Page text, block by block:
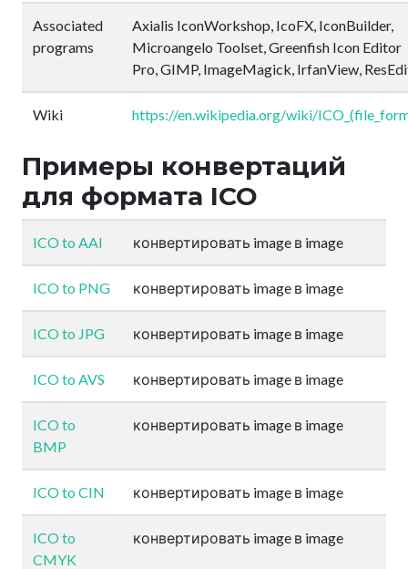
Associated
programs
Axialis IconWorkshop, IcoFX, IconBuilder,
Microangelo Toolset, Greenfish Icon Editor
Pro, GIMP, ImageMagick, IrfanView,
Wiki https://en.wikipedia.org/wiki/
Примеры конвертаций
для формата ICO
ICO to AAI конвертировать image в image
ICO to PNG конвертировать image в image
ICO to JPG конвертировать image в image
ICO to AVS конвертировать image в image
ICO to
BMP
конвертировать image в image
ICO to CIN конвертировать image в image
ICO to
CMYK
конвертировать image в image